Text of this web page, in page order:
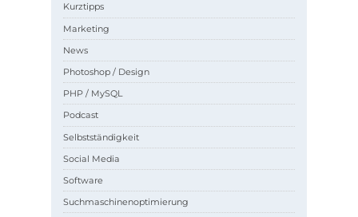
Kurztipps
Marketing
News
Photoshop / Design
PHP / MySQL
Podcast
Selbstständigkeit
Social Media
Software
Suchmaschinenoptimierung